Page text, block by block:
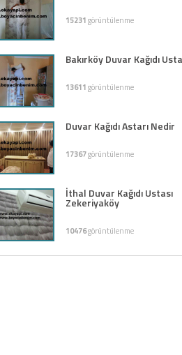
15231görüntülenme
Bakırköy Duvar Kağıdı
13611görüntülenme
Duvar Kağıdı Astarı Nedir
17367görüntülenme
İthal Duvar Kağıdı Ustası
Zekeriyaköy
10476görüntülenme